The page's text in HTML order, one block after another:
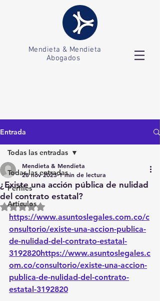
Mendieta & Mendieta
Abogados
Entrada
Todas las entradas
Perfiles
Artículos
Todas las entradas
¿Existe una acción pública de nulidad
del contrato estatal?
Mendieta & Mendieta
28 nov 2023 1 min de lectura
Obtuvo NaN de 5 estrellas.
https://www.asuntoslegales.com.co/c
onsultorio/existe-una-accion-publica-
de-nulidad-del-contrato-estatal-
3192820https://www.asuntoslegales.c
om.co/consultorio/existe-una-accion-
publica-de-nulidad-del-contrato-
estatal-3192820